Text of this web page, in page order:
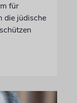
für
die jüdische